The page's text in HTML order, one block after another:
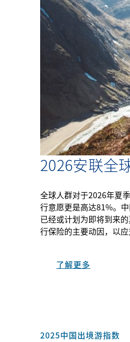
2026安联全
全球人群对于2026年夏
行意愿更是高达81%。
已经或计划为即将到来
行保险的主要动因，以
了解更多
2025中国出境游指数